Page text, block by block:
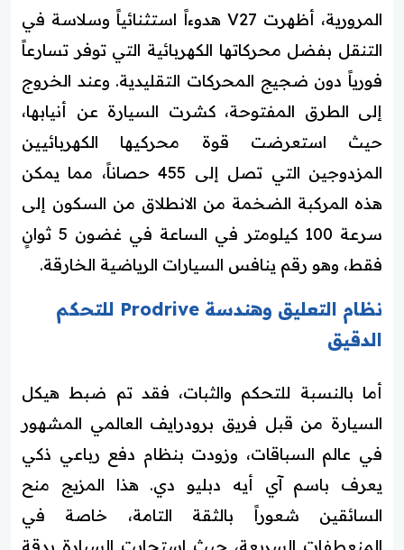
المرورية، أظهرت V27 هدوءاً استثنائياً وسلاسة في
التنقل بفضل محركاتها الكهربائية التي توفر تسارعاً
فورياً دون ضجيج المحركات التقليدية. وعند الخروج
إلى الطرق المفتوحة، كشرت السيارة عن أنيابها،
حيث استعرضت قوة محركيها الكهربائيين
المزدوجين التي تصل إلى 455 حصاناً، مما يمكن
هذه المركبة الضخمة من الانطلاق من السكون إلى
سرعة 100 كيلومتر في الساعة في غضون 5 ثوانٍ
فقط، وهو رقم ينافس السيارات الرياضية الخارقة.
نظام التعليق وهندسة Prodrive للتحكم
الدقيق
أما بالنسبة للتحكم والثبات، فقد تم ضبط هيكل
السيارة من قبل فريق برودرايف العالمي المشهور
في عالم السباقات، وزودت بنظام دفع رباعي ذكي
يعرف باسم آي أيه دبليو دي. هذا المزيج منح
السائقين شعوراً بالثقة التامة، خاصة في
المنعطفات السريعة، حيث استجابت السيارة بدقة